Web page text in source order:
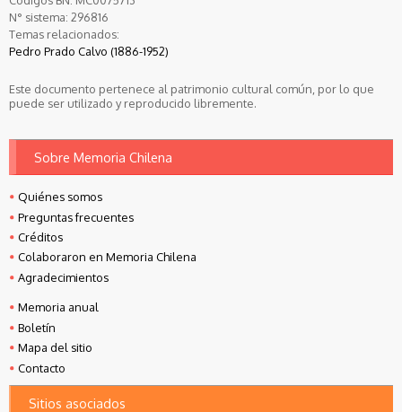
N° sistema: 296816
Temas relacionados:
Pedro Prado Calvo (1886-1952)
Este documento pertenece al patrimonio cultural común, por lo que
puede ser utilizado y reproducido libremente.
Sobre Memoria Chilena
Quiénes somos
Preguntas frecuentes
Créditos
Colaboraron en Memoria Chilena
Agradecimientos
Memoria anual
Boletín
Mapa del sitio
Contacto
Sitios asociados